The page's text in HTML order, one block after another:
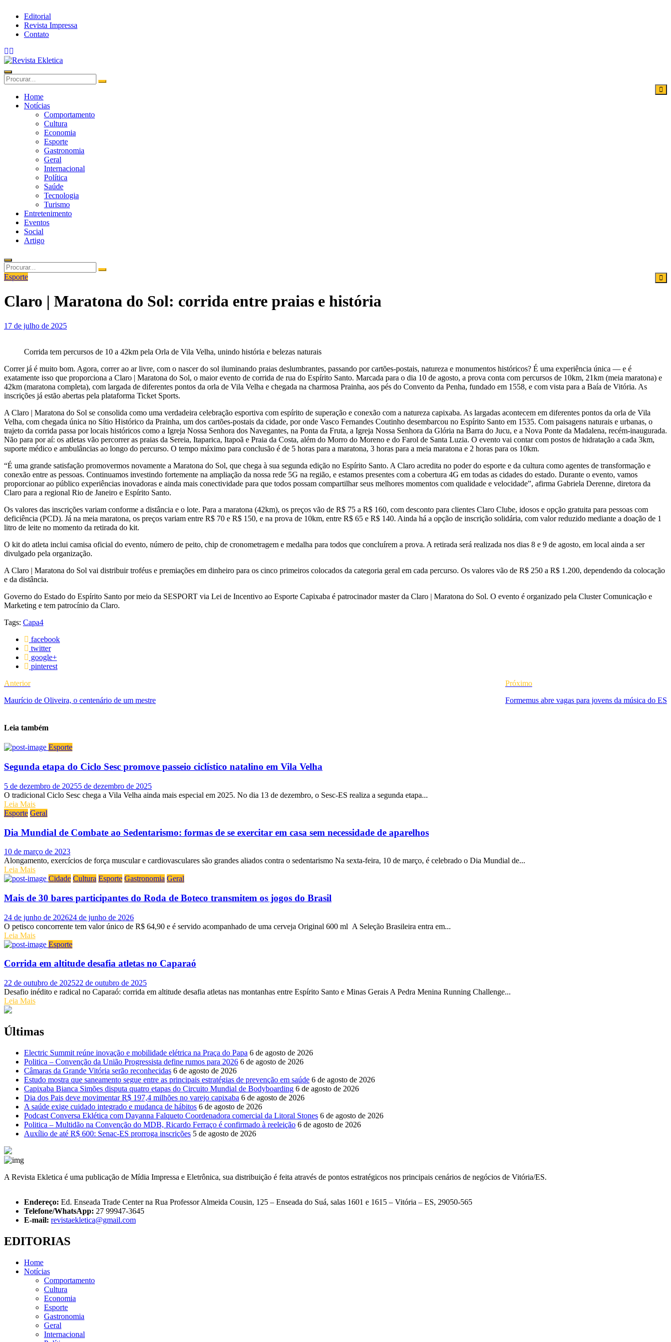
Editorial
Revista Impressa
Contato
Home
Notícias
Comportamento
Cultura
Economia
Esporte
Gastronomia
Geral
Internacional
Política
Saúde
Tecnologia
Turismo
Entretenimento
Eventos
Social
Artigo
Esporte
Claro | Maratona do Sol: corrida entre praias e história
Posted on
17 de julho de 2025
Corrida tem percursos de 10 a 42km pela Orla de Vila Velha, unindo história e belezas naturais
Correr já é muito bom. Agora, correr ao ar livre, com o nascer do sol iluminando praias deslumbrantes, passando por cartões-postais, natureza e monumentos históricos? É uma experiência única — e é
exatamente isso que proporciona a Claro | Maratona do Sol, o maior evento de corrida de rua do Espírito Santo. Marcada para o dia 10 de agosto, a prova conta com percursos de 10km, 21km (meia maratona) e
42km (maratona completa), com largada de diferentes pontos da orla de Vila Velha e chegada na charmosa Prainha, aos pés do Convento da Penha, fundado em 1558, e com vista para a Baía de Vitória. As
inscrições já estão abertas pela plataforma Ticket Sports.
A Claro | Maratona do Sol se consolida como uma verdadeira celebração esportiva com espírito de superação e conexão com a natureza capixaba. As largadas acontecem em diferentes pontos da orla de Vila
Velha, com chegada única no Sítio Histórico da Prainha, um dos cartões-postais da cidade, por onde Vasco Fernandes Coutinho desembarcou no Espírito Santo em 1535. Com paisagens naturais e urbanas, o
trajeto da corrida passa por locais históricos como a Igreja Nossa Senhora dos Navegantes, na Ponta da Fruta, a Igreja Nossa Senhora da Glória na Barra do Jucu, e a Nova Ponte da Madalena, recém-inaugurada.
Não para por aí: os atletas vão percorrer as praias da Sereia, Itaparica, Itapoã e Praia da Costa, além do Morro do Moreno e do Farol de Santa Luzia. O evento vai contar com postos de hidratação a cada 3km,
suporte médico e ambulâncias ao longo do percurso. O tempo máximo para conclusão é de 5 horas para a maratona, 3 horas para a meia maratona e 2 horas para os 10km.
“É uma grande satisfação promovermos novamente a Maratona do Sol, que chega à sua segunda edição no Espírito Santo. A Claro acredita no poder do esporte e da cultura como agentes de transformação e
conexão entre as pessoas. Continuamos investindo fortemente na ampliação da nossa rede 5G na região, e estamos presentes com a cobertura 4G em todas as cidades do estado. Durante o evento, vamos
proporcionar ao público experiências inovadoras e ainda mais conectividade para que todos possam compartilhar seus melhores momentos com qualidade e velocidade”, afirma Gabriela Derenne, diretora da
Claro para a regional Rio de Janeiro e Espírito Santo.
Os valores das inscrições variam conforme a distância e o lote. Para a maratona (42km), os preços vão de R$ 75 a R$ 160, com desconto para clientes Claro Clube, idosos e opção gratuita para pessoas com
deficiência (PCD). Já na meia maratona, os preços variam entre R$ 70 e R$ 150, e na prova de 10km, entre R$ 65 e R$ 140. Ainda há a opção de inscrição solidária, com valor reduzido mediante a doação de 1
litro de leite no momento da retirada do kit.
O kit do atleta inclui camisa oficial do evento, número de peito, chip de cronometragem e medalha para todos que concluírem a prova. A retirada será realizada nos dias 8 e 9 de agosto, em local ainda a ser
divulgado pela organização.
A Claro | Maratona do Sol vai distribuir troféus e premiações em dinheiro para os cinco primeiros colocados da categoria geral em cada percurso. Os valores vão de R$ 250 a R$ 1.200, dependendo da colocação
e da distância.
Governo do Estado do Espírito Santo por meio da SESPORT via Lei de Incentivo ao Esporte Capixaba é patrocinador master da Claro | Maratona do Sol. O evento é organizado pela Cluster Comunicação e
Marketing e tem patrocínio da Claro.
Tags: Capa4
facebook
twitter
google+
pinterest
Anterior
Maurício de Oliveira, o centenário de um mestre
Próximo
Formemus abre vagas para jovens da música do ES
Leia também
Esporte
Segunda etapa do Ciclo Sesc promove passeio ciclístico natalino em Vila Velha
Posted on
5 de dezembro de 20255 de dezembro de 2025
O tradicional Ciclo Sesc chega a Vila Velha ainda mais especial em 2025. No dia 13 de dezembro, o Sesc-ES realiza a segunda etapa...
Leia Mais
Esporte Geral
Dia Mundial de Combate ao Sedentarismo: formas de se exercitar em casa sem necessidade de aparelhos
Posted on
10 de março de 2023
Alongamento, exercícios de força muscular e cardiovasculares são grandes aliados contra o sedentarismo Na sexta-feira, 10 de março, é celebrado o Dia Mundial de...
Leia Mais
Cidade Cultura Esporte Gastronomia Geral
Mais de 30 bares participantes do Roda de Boteco transmitem os jogos do Brasil
Posted on
24 de junho de 202624 de junho de 2026
O petisco concorrente tem valor único de R$ 64,90 e é servido acompanhado de uma cerveja Original 600 ml A Seleção Brasileira entra em...
Leia Mais
Esporte
Corrida em altitude desafia atletas no Caparaó
Posted on
22 de outubro de 202522 de outubro de 2025
Desafio inédito e radical no Caparaó: corrida em altitude desafia atletas nas montanhas entre Espírito Santo e Minas Gerais A Pedra Menina Running Challenge...
Leia Mais
Últimas
Electric Summit reúne inovação e mobilidade elétrica na Praça do Papa 6 de agosto de 2026
Politica – Convenção da União Progressista define rumos para 2026 6 de agosto de 2026
Câmaras da Grande Vitória serão reconhecidas 6 de agosto de 2026
Estudo mostra que saneamento segue entre as principais estratégias de prevenção em saúde 6 de agosto de 2026
Capixaba Bianca Simões disputa quatro etapas do Circuito Mundial de Bodyboarding 6 de agosto de 2026
Dia dos Pais deve movimentar R$ 197,4 milhões no varejo capixaba 6 de agosto de 2026
A saúde exige cuidado integrado e mudança de hábitos 6 de agosto de 2026
Podcast Conversa Eklética com Dayanna Falqueto Coordenadora comercial da Litoral Stones 6 de agosto de 2026
Politica – Multidão na Convenção do MDB, Ricardo Ferraço é confirmado à reeleição 6 de agosto de 2026
Auxílio de até R$ 600: Senac-ES prorroga inscrições 5 de agosto de 2026
A Revista Ekletica é uma publicação de Mídia Impressa e Eletrônica, sua distribuição é feita através de pontos estratégicos nos principais cenários de negócios de Vitória/ES.
Endereço: Ed. Enseada Trade Center na Rua Professor Almeida Cousin, 125 – Enseada do Suá, salas 1601 e 1615 – Vitória – ES, 29050-565
Telefone/WhatsApp: 27 99947-3645
E-mail: revistaekletica@gmail.com
EDITORIAS
Home
Notícias
Comportamento
Cultura
Economia
Esporte
Gastronomia
Geral
Internacional